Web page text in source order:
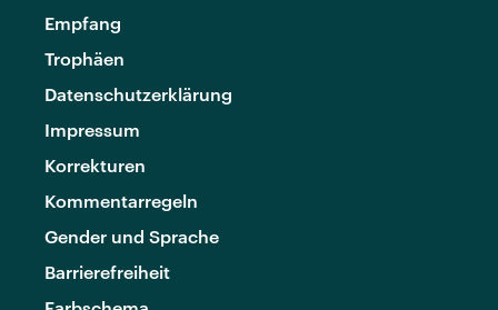
Empfang
Trophäen
Datenschutzerklärung
Impressum
Korrekturen
Kommentarregeln
Gender und Sprache
Barrierefreiheit